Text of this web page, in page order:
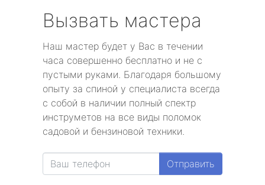
Вызвать мастера
Наш мастер будет у Вас в течении
часа совершенно бесплатно и не с
пустыми руками. Благодаря большому
опыту за спиной у специалиста всегда
с собой в наличии полный спектр
инструметов на все виды поломок
садовой и бензиновой техники.
Отправить